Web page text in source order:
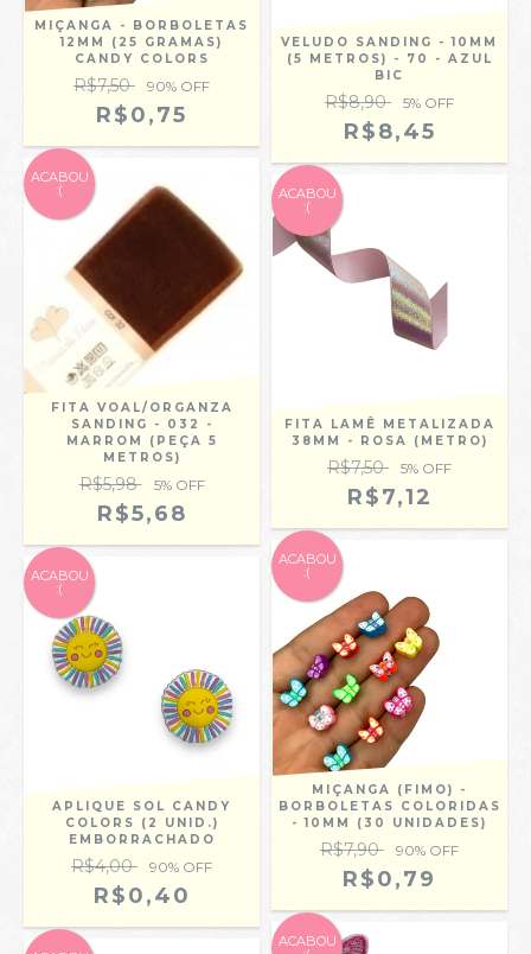
MIÇANGA - BORBOLETAS
12MM (25 GRAMAS)
CANDY COLORS
R$7,50 90% OFF
R$0,75
VELUDO SANDING - 10MM
(5 METROS) - 70 - AZUL
BIC
R$8,90 5% OFF
R$8,45
ACABOU
:(
FITA VOAL/ORGANZA
SANDING - 032 -
MARROM (PEÇA 5
METROS)
R$5,98 5% OFF
R$5,68
ACABOU
:(
FITA LAMÊ METALIZADA
38MM - ROSA (METRO)
R$7,50 5% OFF
R$7,12
ACABOU
:(
APLIQUE SOL CANDY
COLORS (2 UNID.)
EMBORRACHADO
R$4,00 90% OFF
R$0,40
ACABOU
:(
MIÇANGA (FIMO) -
BORBOLETAS COLORIDAS
- 10MM (30 UNIDADES)
R$7,90 90% OFF
R$0,79
ACABOU